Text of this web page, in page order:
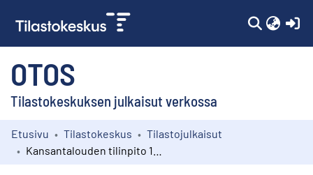
OTOS
Tilastokeskuksen julkaisut verkossa
Kokoelmat
Etusivu Tilastokeskus
Tilastojulkaisut